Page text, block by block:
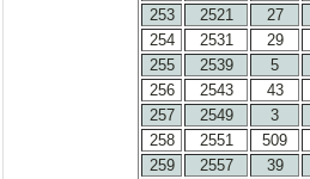
253
2521 27
254
2531 29
255
2539 5
256
2543 43
257
2549 3
258
2551 509
259
2557 39